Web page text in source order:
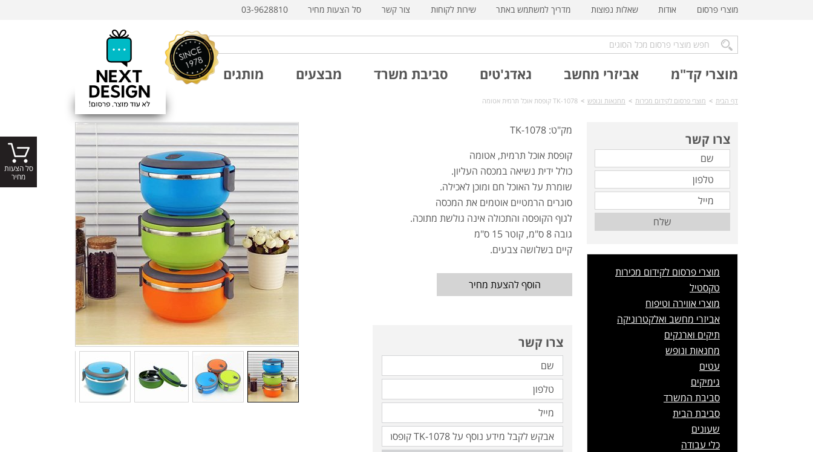
מוצרי פרסום אודות שאלות נפוצות מדריך למשתמש באתר שירות לקוחות צור קשר סל הצעות מחיר 03-9628810
מוצרי קד"מ אביזרי מחשב גאדג'טים סביבת משרד מבצעים מותגים
דף הבית > מוצרי פרסום לקידום מכירות > מחנאות ונופש > TK-1078 קופסת אוכל תרמית אטומה
מק"ט: TK-1078
קופסת אוכל תרמית, אטומה
כולל ידית נשיאה במכסה העליון.
שומרת על האוכל חם ומוכן לאכילה.
סוגרים הרמטיים אוטמים את המכסה
לגוף הקופסה והתכולה אינה גולשת מתוכה.
גובה 8 ס"מ, קוטר 15 ס"מ
קיים בשלושה צבעים.
הוסף להצעת מחיר
צרו קשר
צרו קשר
שלח
מוצרי פרסום לקידום מכירות
טקסטיל
מוצרי אווירה וטיפוח
אביזרי מחשב ואלקטרוניקה
תיקים וארנקים
מחנאות ונופש
עטים
גימיקים
סביבת המשרד
סביבת הבית
שעונים
כלי עבודה
סל הצעות
מחיר